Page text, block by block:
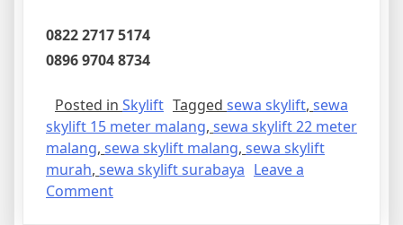
0822 2717 5174
0896 9704 8734
Posted in Skylift Tagged sewa skylift, sewa
skylift 15 meter malang, sewa skylift 22 meter
malang, sewa skylift malang, sewa skylift
murah, sewa skylift surabaya Leave a
Commenton